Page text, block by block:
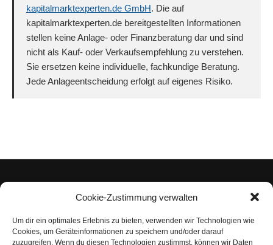
Cookie-Zustimmung verwalten
Um dir ein optimales Erlebnis zu bieten, verwenden wir Technologien wie
Cookies, um Geräteinformationen zu speichern und/oder darauf
zuzugreifen. Wenn du diesen Technologien zustimmst, können wir Daten
kapitalmarktexperten.de GmbH. Die auf
kapitalmarktexperten.de bereitgestellten Informationen
stellen keine Anlage- oder Finanzberatung dar und sind
nicht als Kauf- oder Verkaufsempfehlung zu verstehen.
Sie ersetzen keine individuelle, fachkundige Beratung.
Jede Anlageentscheidung erfolgt auf eigenes Risiko.
Impressum